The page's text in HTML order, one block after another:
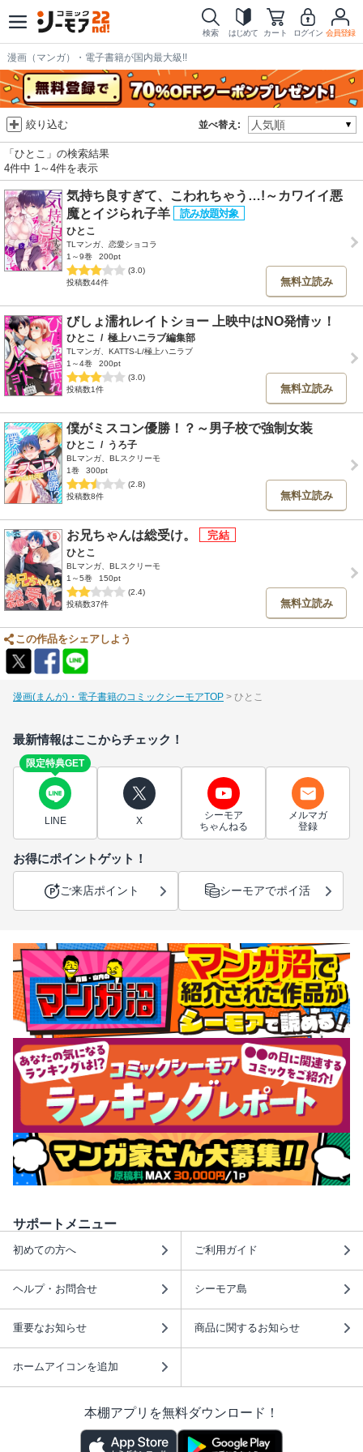
検索 はじめて カート ログイン 会員登録
漫画（マンガ）・電子書籍が国内最大級!!
並べ替え:
絞り込む
「ひとこ」の検索結果
4件中 1～4件を表示
気持ち良すぎて、こわれちゃう…!～カワイイ悪
魔とイジられ子羊
ひとこ
TLマンガ、恋愛ショコラ
1～9巻
200pt
(3.0)
投稿数44件
無料立読み
びしょ濡れレイトショー 上映中はNO発情ッ！
ひとこ / 極上ハニラブ編集部
TLマンガ、KATTS-L/極上ハニラブ
1～4巻
200pt
(3.0)
投稿数1件
無料立読み
僕がミスコン優勝！？～男子校で強制女装
ひとこ / うろ子
BLマンガ、BLスクリーモ
1巻
300pt
(2.8)
投稿数8件
無料立読み
お兄ちゃんは総受け。
ひとこ
BLマンガ、BLスクリーモ
1～5巻
150pt
(2.4)
投稿数37件
無料立読み
この作品をシェアしよう
漫画(まんが)・電子書籍のコミックシーモアTOP ひとこ
最新情報はここからチェック！
限定特典GET
LINE X
シーモア
ちゃんねる
メルマガ
登録
お得にポイントゲット！
ご来店ポイント シーモアでポイ活
サポートメニュー
初めての方へ ご利用ガイド
ヘルプ・お問合せ シーモア島
重要なお知らせ 商品に関するお知らせ
ホームアイコンを追加
本棚アプリを無料ダウンロード！